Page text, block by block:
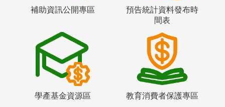
補助資訊公開專區
預告統計資料發布時
間表
學產基金資源區 教育消費者保護專區